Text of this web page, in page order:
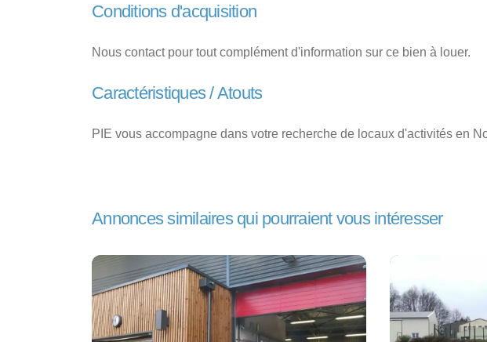
Conditions d'acquisition
Nous contact pour tout complément d'information sur ce bien à louer.
Caractéristiques / Atouts
PIE vous accompagne dans votre recherche de locaux d'activités en
Annonces similaires qui pourraient vous intéresser